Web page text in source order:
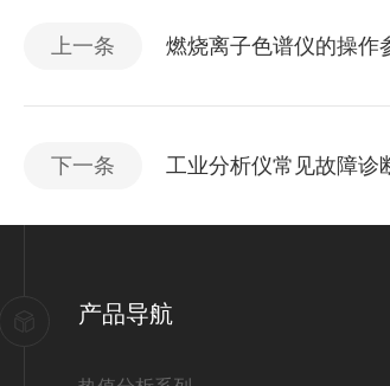
上一条 燃烧离子色谱仪的操作
下一条 工业分析仪常见故障诊
产品导航